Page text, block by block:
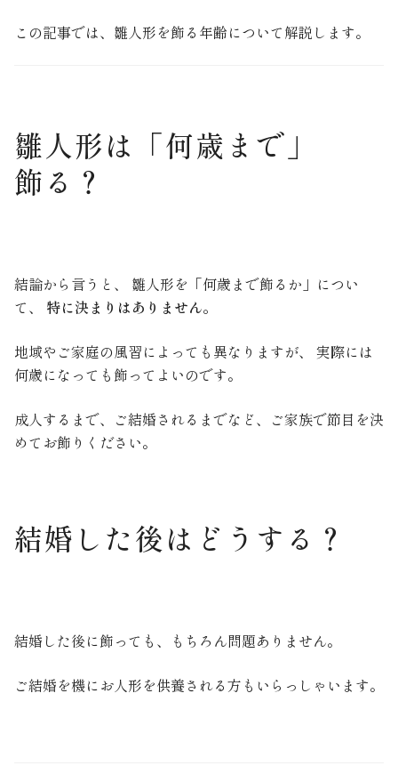
この記事では、雛人形を飾る年齢について解説します。
雛人形は「何歳まで」
飾る？
結論から言うと、 雛人形を「何歳まで飾るか」につい
て、 特に決まりはありません。
地域やご家庭の風習によっても異なりますが、 実際には
何歳になっても飾ってよいのです。
成人するまで、ご結婚されるまでなど、ご家族で節目を決
めてお飾りください。
結婚した後はどうする？
結婚した後に飾っても、もちろん問題ありません。
ご結婚を機にお人形を供養される方もいらっしゃいます。